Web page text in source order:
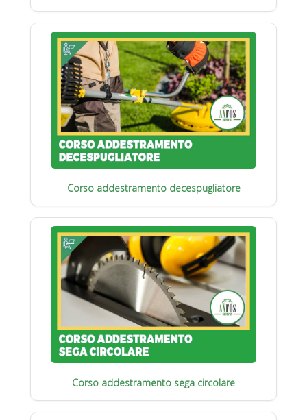
Corso addestramento decespugliatore
Corso addestramento sega circolare